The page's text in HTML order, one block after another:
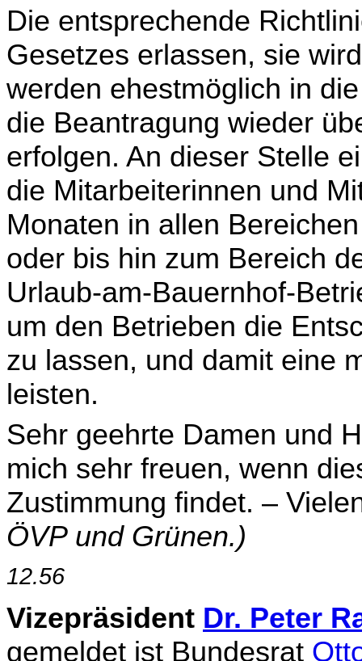
Die entsprechende
Gesetzes erlassen, sie
werden ehestmöglich in
die Beantragung wieder
erfolgen. An dieser Stelle
die Mitarbeiterinnen und
Monaten in allen
oder bis hin zum Bereich
Urlaub-am-Bauernhof-
um den Betrieben die
zu lassen, und damit eine
leisten.
Sehr geehrte Damen und
mich sehr freuen, wenn
Zustimmung findet. –
ÖVP und Grünen.)
12.56
Vizepräsident Dr. Peter
gemeldet ist Bundesrat